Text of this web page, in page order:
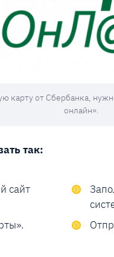
карту от Сбербанка,
онлайн».
так:
сайт